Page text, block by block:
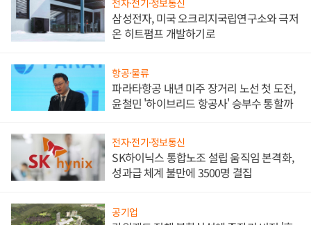
삼성전자, 미국 오크리지국립연구소와 극저
온 히트펌프 개발하기로
항공·물류
파라타항공 내년 미주 장거리 노선 첫 도전,
윤철민 '하이브리드 항공사' 승부수 통할까
전자·전기·정보통신
SK하이닉스 통합노조 설립 움직임 본격화,
성과급 체계 불만에 3500명 결집
공기업